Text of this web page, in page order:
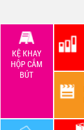
KỆ KHAY
HỘP CẮM
BÚT